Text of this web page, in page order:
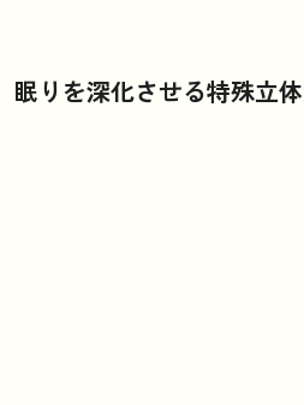
眠りを深化させる特殊立